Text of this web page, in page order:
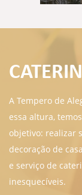
A Tempero de
essa altura,
objetivo: realizar
decoração de
e serviço de
inesquecíveis.